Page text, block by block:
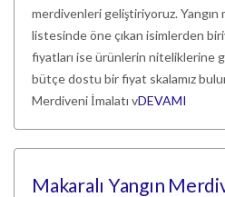
merdivenleri geliştiriyoruz. Yangın
listesinde öne çıkan isimlerden
fiyatları ise ürünlerin niteliklerine
bütçe dostu bir fiyat skalamız
Merdiveni İmalatı vDEVAMI
Makaralı Yangın